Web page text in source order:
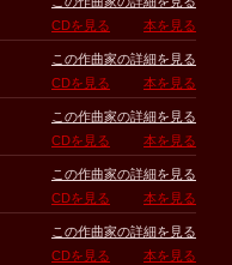
CDを見る
本を見る
この作曲家の詳細を見る
CDを見る
本を見る
この作曲家の詳細を見る
CDを見る
本を見る
この作曲家の詳細を見る
CDを見る
本を見る
この作曲家の詳細を見る
CDを見る
本を見る